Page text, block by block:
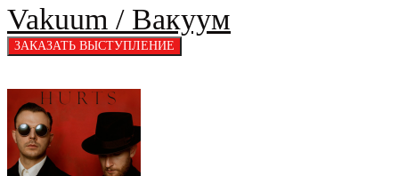
Vakuum / Вакуум